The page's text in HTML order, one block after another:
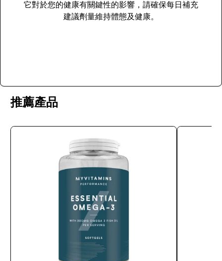
它對於您的健康有關鍵性的影響，請確保每日補充
建議劑量維持體態及健康。
推薦產品